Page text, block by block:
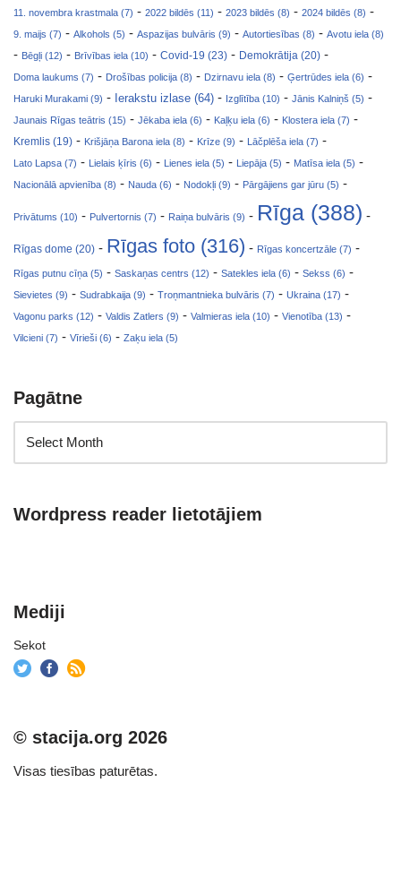
11. novembra krastmala (7) - 2022 bildēs (11) - 2023 bildēs (8) - 2024 bildēs (8) -
9. maijs (7) - Alkohols (5) - Aspazijas bulvāris (9) - Autortiesības (8) - Avotu iela (8)
- Bēgļi (12) - Brīvības iela (10) - Covid-19 (23) - Demokrātija (20) -
Doma laukums (7) - Drošības policija (8) - Dzirnavu iela (8) - Ģertrūdes iela (6) -
Haruki Murakami (9) - Ierakstu izlase (64) - Izglītība (10) - Jānis Kalniņš (5) -
Jaunais Rīgas teātris (15) - Jēkaba iela (6) - Kaļķu iela (6) - Klostera iela (7) -
Kremlis (19) - Krišjāņa Barona iela (8) - Krīze (9) - Lāčplēša iela (7) -
Lato Lapsa (7) - Lielais ķīris (6) - Lienes iela (5) - Liepāja (5) - Matīsa iela (5) -
Nacionālā apvienība (8) - Nauda (6) - Nodokļi (9) - Pārgājiens gar jūru (5) -
Privātums (10) - Pulvertornis (7) - Raiņa bulvāris (9) - Rīga (388) -
Rīgas dome (20) - Rīgas foto (316) - Rīgas koncertzāle (7) -
Rīgas putnu cīņa (5) - Saskaņas centrs (12) - Satekles iela (6) - Sekss (6) -
Sievietes (9) - Sudrabkaija (9) - Troņmantnieka bulvāris (7) - Ukraina (17) -
Vagonu parks (12) - Valdis Zatlers (9) - Valmieras iela (10) - Vienotība (13) -
Vilcieni (7) - Vīrieši (6) - Zaķu iela (5)
Pagātne
Wordpress reader lietotājiem
Mediji
Sekot
© stacija.org 2026
Visas tiesības paturētas.